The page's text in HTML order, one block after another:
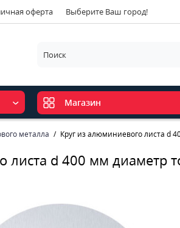
оферта Выберите Ваш город!
Магазин
металла Круг из алюминиевого листа d
листа d 400 мм диаметр